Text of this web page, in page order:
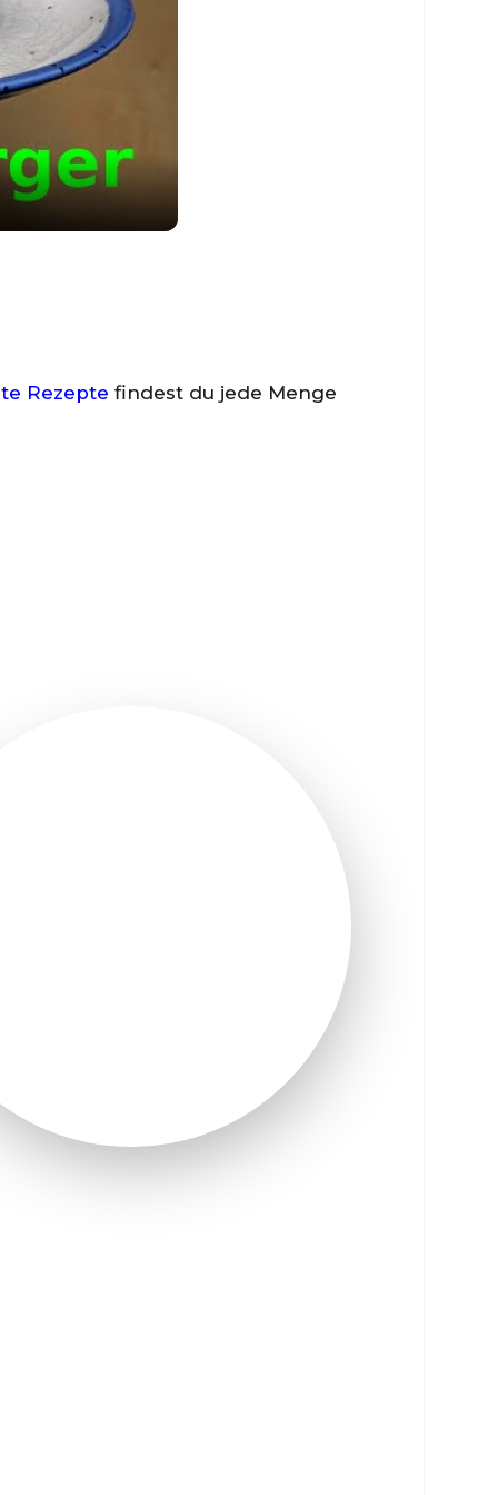
Rezepte findest du jede Menge